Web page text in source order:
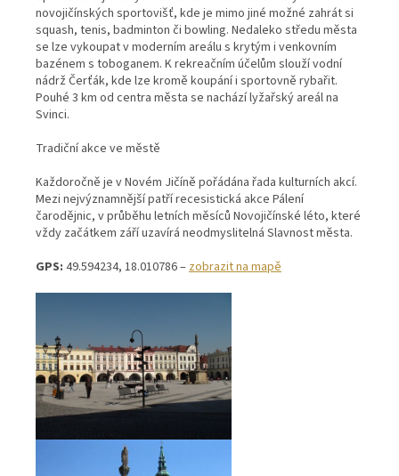
novojičínských sportovišť, kde je mimo jiné možné zahrát si
squash, tenis, badminton či bowling. Nedaleko středu města
se lze vykoupat v moderním areálu s krytým i venkovním
bazénem s toboganem. K rekreačním účelům slouží vodní
nádrž Čerťák, kde lze kromě koupání i sportovně rybařit.
Pouhé 3 km od centra města se nachází lyžařský areál na
Svinci.
Tradiční akce ve městě
Každoročně je v Novém Jičíně pořádána řada kulturních akcí.
Mezi nejvýznamnější patří recesistická akce Pálení
čarodějnic, v průběhu letních měsíců Novojičínské léto, které
vždy začátkem září uzavírá neodmyslitelná Slavnost města.
GPS: 49.594234, 18.010786 –zobrazit na mapě